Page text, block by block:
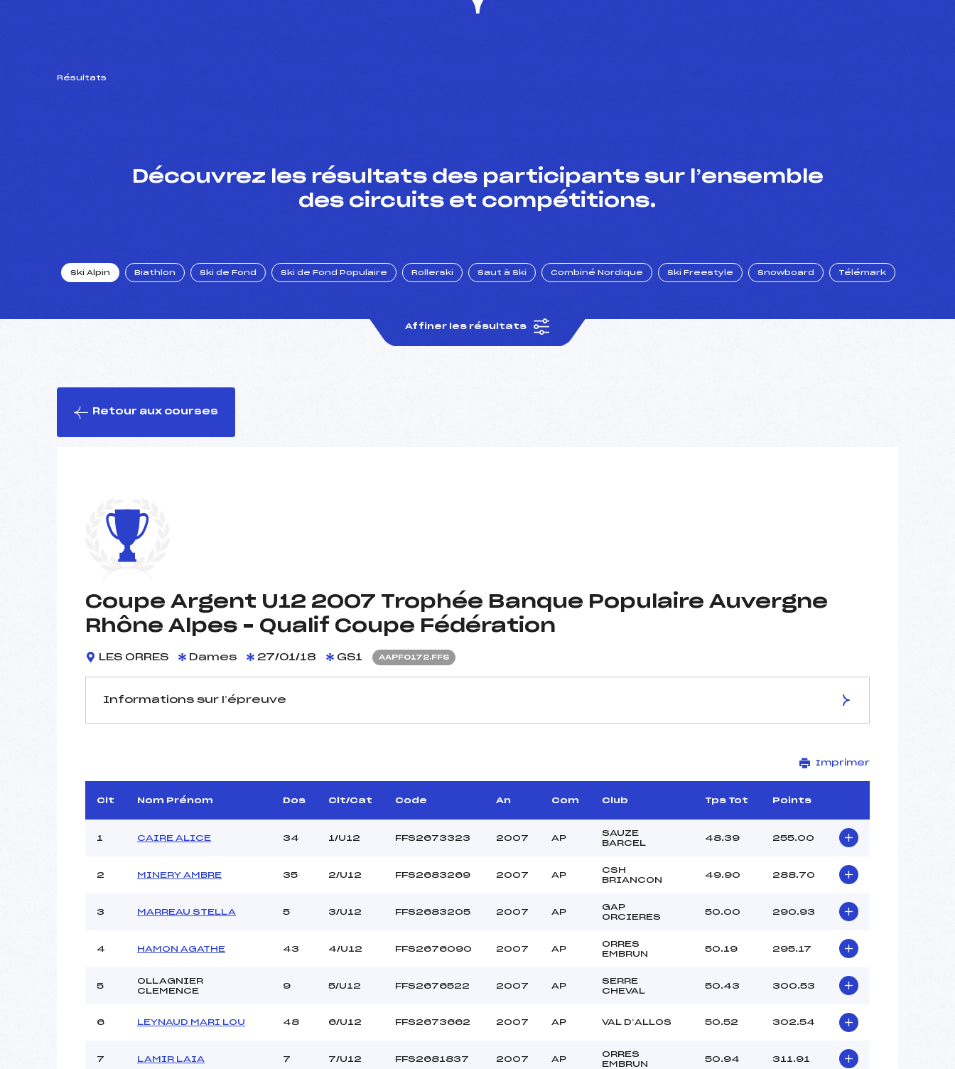
Résultats
Découvrez les résultats des participants sur l’ensemble
des circuits et compétitions.
Ski Alpin Biathlon Ski de Fond Ski de Fond Populaire Rollerski Saut à Ski Combiné Nordique Ski Freestyle Snowboard Télémark
Affiner les résultats
Retour aux courses
Coupe Argent U12 2007 Trophée Banque Populaire Auvergne
Rhône Alpes – Qualif Coupe Fédération
LES ORRES Dames 27/01/18 GS1 AAPF0172.FFS
Informations sur l’épreuve
Arbitre :
PANZA FRANCK (AP)
Assistant :
STADE
Altitude départ :
1950
Altitude arrivée :
3445/02/17
MANCHE 1
Heure de départ :
12h15
Ouvreurs A :
–
Ouvreurs C :
Ouvreurs D :
Météo :
beau
MANCHE 2
Heure de départ :
Ouvreurs A :
Température départ :
Imprimer
Clt Nom Prénom Dos Clt/Cat Code An Com Club Tps Tot Points
1 CAIRE ALICE 34 1/U12 FFS2673323 2007 AP
SAUZE
BARCEL
48.39 255.00
2 MINERY AMBRE 35 2/U12 FFS2683269 2007 AP
CSH
BRIANCON
49.90 288.70
3 MARREAU STELLA 5 3/U12 FFS2683205 2007 AP
GAP
ORCIERES
50.00 290.93
4 HAMON AGATHE 43 4/U12 FFS2676090 2007 AP
ORRES
EMBRUN
50.19 295.17
5
OLLAGNIER
CLEMENCE
9 5/U12 FFS2676522 2007 AP
SERRE
CHEVAL
50.43 300.53
6 LEYNAUD MARI LOU 48 6/U12 FFS2673662 2007 AP VAL D’ALLOS 50.52 302.54
7 LAMIR LAIA 7 7/U12 FFS2681837 2007 AP
ORRES
EMBRUN
50.94 311.91